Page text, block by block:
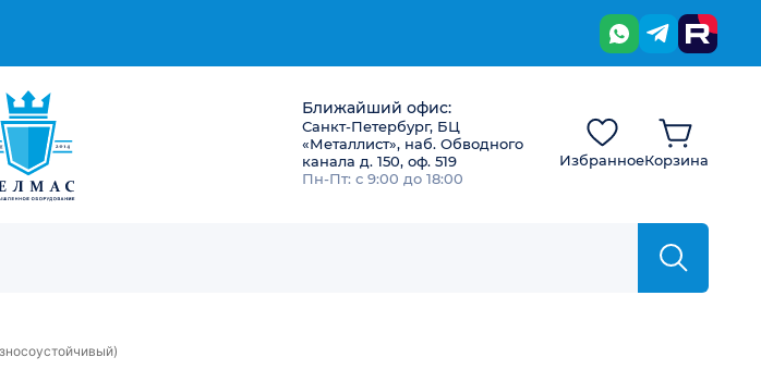
Ближайший офис:
Санкт-Петербург, БЦ
«Металлист», наб. Обводного
канала д. 150, оф. 519
Пн-Пт: с 9:00 до 18:00
ИзбранноеКорзина